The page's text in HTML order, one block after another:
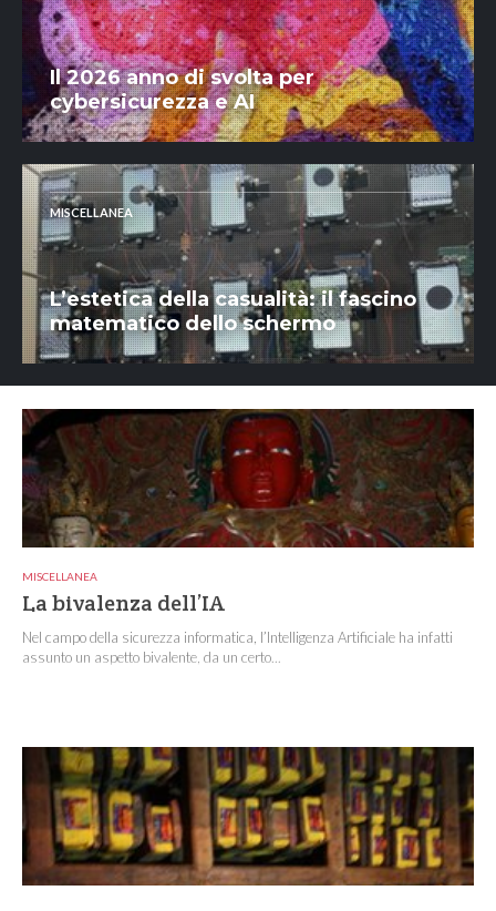
Il 2026 anno di svolta per
cybersicurezza e AI
MISCELLANEA
L’estetica della casualità: il fascino
matematico dello schermo
MISCELLANEA
La bivalenza dell’IA
Nel campo della sicurezza informatica, l’Intelligenza Artificiale ha infatti
assunto un aspetto bivalente, da un certo...